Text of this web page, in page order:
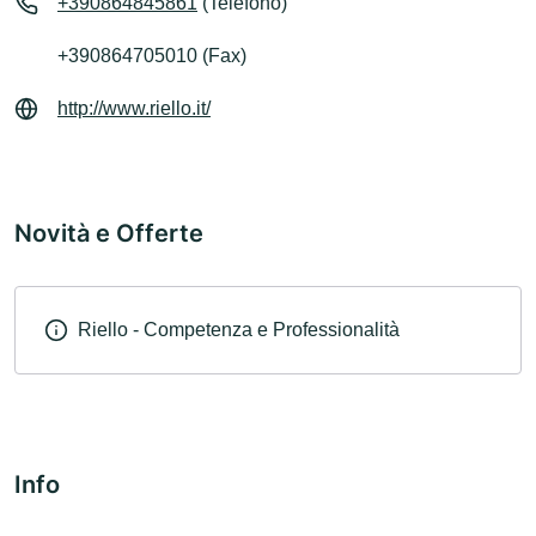
+390864705010 (Fax)
http://www.riello.it/
Novità e Offerte
Riello - Competenza e Professionalità
Info